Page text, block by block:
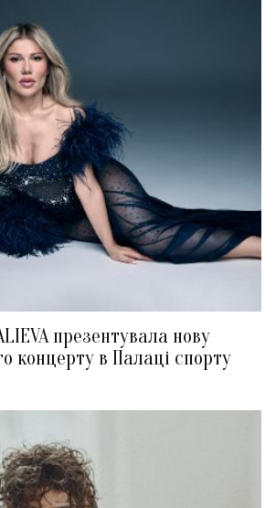
презентувала нову
концерту в Палаці спорту